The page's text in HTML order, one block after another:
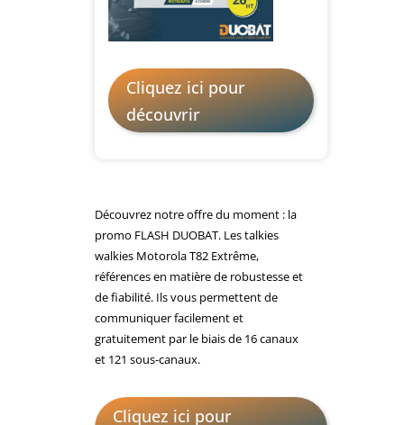
Cliquez ici pour
découvrir
Découvrez notre offre du moment : la
promo FLASH DUOBAT. Les talkies
walkies Motorola T82 Extrême,
références en matière de robustesse et
de fiabilité. Ils vous permettent de
communiquer facilement et
gratuitement par le biais de 16 canaux
et 121 sous-canaux.
Cliquez ici pour